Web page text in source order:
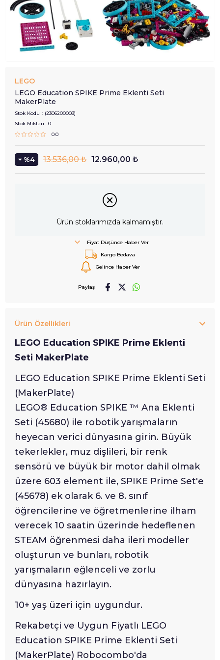
LEGO
LEGO Education SPIKE Prime Eklenti Seti
MakerPlate
Stok Kodu
(2306200003)
Stok Miktarı : 0
0.0
4 13.536,00 ₺ 12.960,00 ₺
Ürün stoklarımızda kalmamıştır.
Fiyat Düşünce Haber Ver
Kargo Bedava
Gelince Haber Ver
Paylaş
Ürün Özellikleri
LEGO Education SPIKE Prime Eklenti
Seti MakerPlate
LEGO Education SPIKE Prime Eklenti Seti
(MakerPlate)
LEGO® Education SPIKE ™ Ana Eklenti
Seti (45680) ile robotik yarışmaların
heyecan verici dünyasına girin. Büyük
tekerlekler, muz dişlileri, bir renk
sensörü ve büyük bir motor dahil olmak
üzere 603 element ile, SPIKE Prime Set'e
(45678) ek olarak 6. ve 8. sınıf
öğrencilerine ve öğretmenlerine ilham
verecek 10 saatin üzerinde hedeflenen
STEAM öğrenmesi daha ileri modeller
oluşturun ve bunları, robotik
yarışmaların eğlenceli ve zorlu
dünyasına hazırlayın.
10+ yaş üzeri için uygundur.
Rekabetçi ve Uygun Fiyatlı LEGO
Education SPIKE Prime Eklenti Seti
(MakerPlate) Robocombo'da